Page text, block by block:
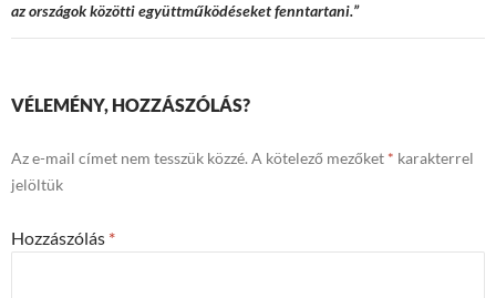
az országok közötti együttműködéseket fenntartani.”
VÉLEMÉNY, HOZZÁSZÓLÁS?
Az e-mail címet nem tesszük közzé. A kötelező mezőket * karakterrel
jelöltük
Hozzászólás *